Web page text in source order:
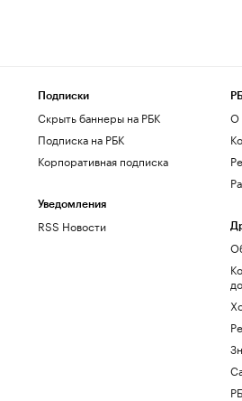
Подписки
Скрыть баннеры на РБК
Подписка на РБК
Корпоративная подписка
Уведомления
RSS Новости
О